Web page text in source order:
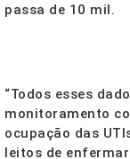
passa de 10 mil.
“Todos esses
monitoramento
ocupação das
leitos de